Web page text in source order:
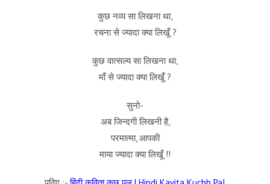
कुछ नव्य सा लिखना था,
रचना से ज्यादा क्या लिखूँ ?
कुछ वात्सल्य सा लिखना था,
माँ से ज्यादा क्या लिखूँ ?
सुनो-
अब जिन्दगी लिखनी है,
परमात्मा, आपकी
माया ज्यादा क्या लिखूँ !!